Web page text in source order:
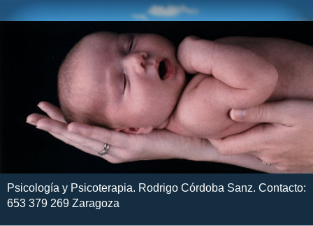
Psicología y Psicoterapia. Rodrigo Córdoba Sanz. Contacto:
653 379 269 Zaragoza